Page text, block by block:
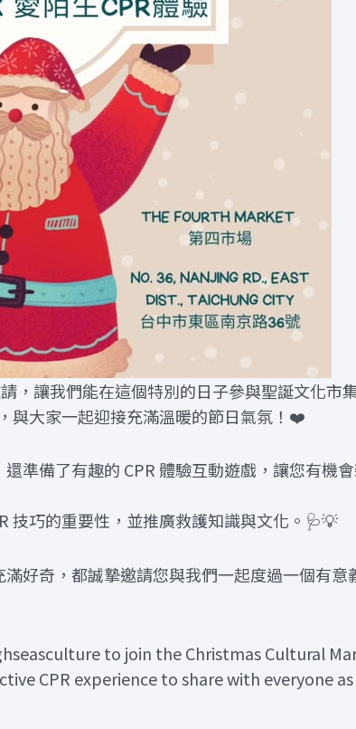
，讓我們能在這個特別的日子參與聖誕文化市集
與大家一起迎接充滿溫暖的節日氣氛！❤️
準備了有趣的 CPR 體驗互動遊戲，讓您有機
技巧的重要性，並推廣救護知識與文化。🩺💡
好奇，都誠摯邀請您與我們一起度過一個有意
to join the Christmas Cultural
CPR experience to share with everyone